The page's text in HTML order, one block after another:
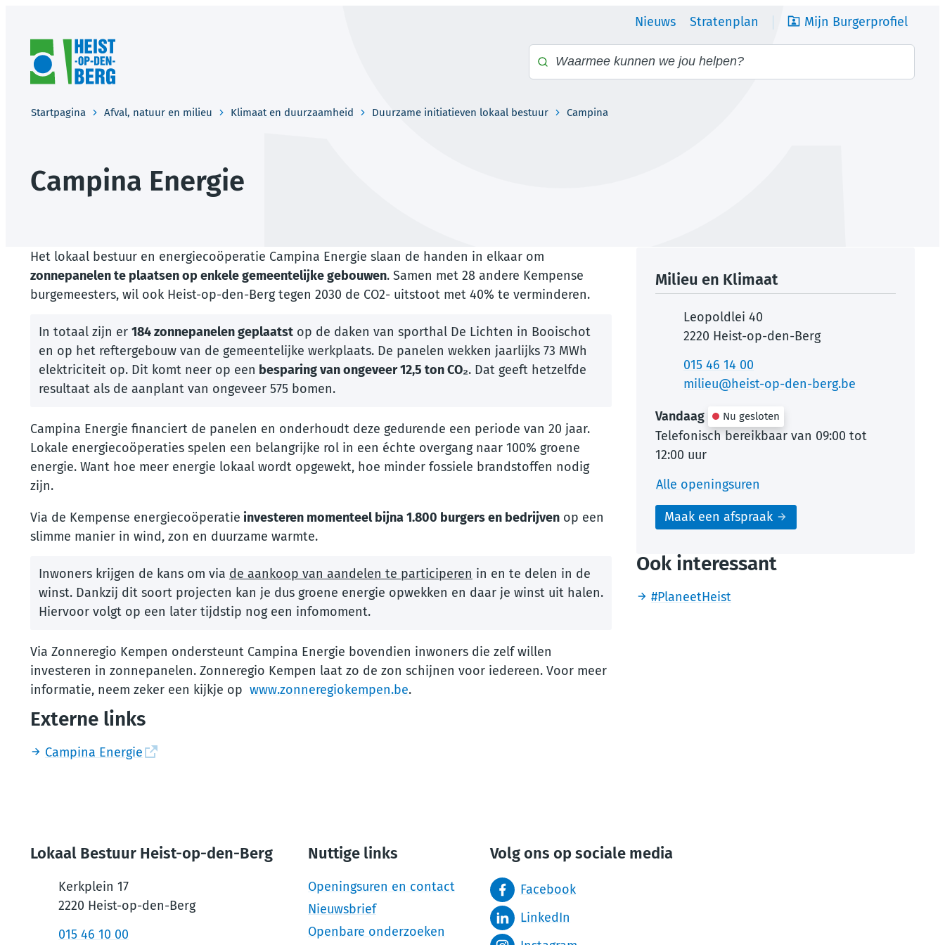
Nieuws Stratenplan
Mijn Burgerprofiel
Heist-op-den-Berg
Waarmee kunnen we jou helpen?
Startpagina Afval, natuur en milieu Klimaat en duurzaamheid Duurzame initiatieven lokaal bestuur Campina
Campina Energie
Het lokaal bestuur en energiecoöperatie Campina Energie slaan de handen in elkaar om
zonnepanelen te plaatsen op enkele gemeentelijke gebouwen. Samen met 28 andere Kempense
burgemeesters, wil ook Heist-op-den-Berg tegen 2030 de CO2- uitstoot met 40% te verminderen.
In totaal zijn er 184 zonnepanelen geplaatst op de daken van sporthal De Lichten in Booischot
en op het reftergebouw van de gemeentelijke werkplaats. De panelen wekken jaarlijks 73 MWh
elektriciteit op. Dit komt neer op een besparing van ongeveer 12,5 ton CO₂. Dat geeft hetzelfde
resultaat als de aanplant van ongeveer 575 bomen.
Campina Energie financiert de panelen en onderhoudt deze gedurende een periode van 20 jaar.
Lokale energiecoöperaties spelen een belangrijke rol in een échte overgang naar 100% groene
energie. Want hoe meer energie lokaal wordt opgewekt, hoe minder fossiele brandstoffen nodig
zijn.
Via de Kempense energiecoöperatie investeren momenteel bijna 1.800 burgers en bedrijven op een
slimme manier in wind, zon en duurzame warmte.
Inwoners krijgen de kans om via de aankoop van aandelen te participeren in en te delen in de
winst. Dankzij dit soort projecten kan je dus groene energie opwekken en daar je winst uit halen.
Hiervoor volgt op een later tijdstip nog een infomoment.
Via Zonneregio Kempen ondersteunt Campina Energie bovendien inwoners die zelf willen
investeren in zonnepanelen. Zonneregio Kempen laat zo de zon schijnen voor iedereen. Voor meer
informatie, neem zeker een kijkje op www.zonneregiokempen.be.
Externe links
Campina Energie
Contact
Milieu en Klimaat
AdresLeopoldlei 40
,2220 Heist-op-den-Berg
015 46 14 00
E-mailmilieu@heist-op-den-berg.be
Vandaag Nu gesloten
Telefonisch bereikbaar van 09:00 tot
12:00 uur
Alle openingsuren
Maak een afspraak
Ook interessant
#PlaneetHeist
Lokaal Bestuur Heist-op-den-Berg
Kerkplein 17
,
2220 Heist-op-den-Berg
015 46 10 00
Nuttige links
Openingsuren en contact
Nieuwsbrief
Openbare onderzoeken
Volg ons op sociale media
Facebook
LinkedIn